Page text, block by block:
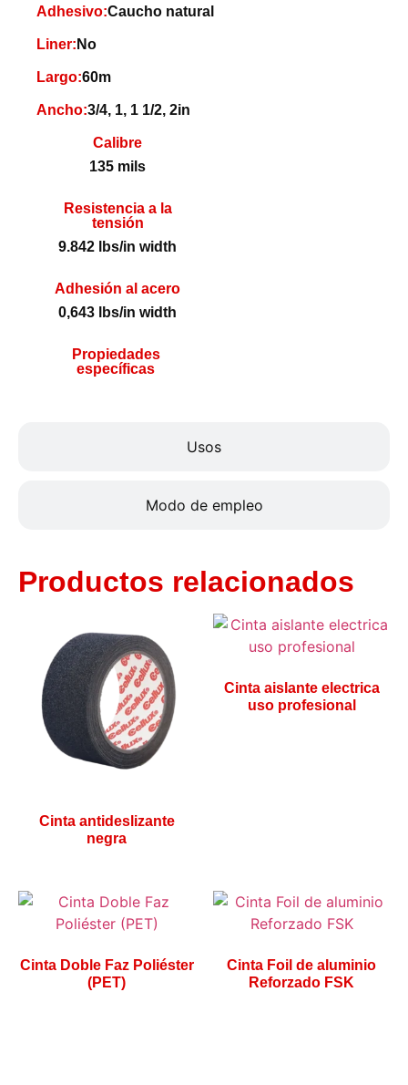
Usos
Modo de empleo
Adhesivo:Caucho natural
Liner: No
Largo:60m
Ancho:3/4, 1, 1 1/2, 2in
Calibre
135 mils
Resistencia a la
tensión
9.842 lbs/in width
Adhesión al acero
0,643 lbs/in width
Propiedades
específicas
Productos relacionados
Cinta antideslizante
negra
Cinta aislante electrica
uso profesional
Cinta Doble Faz Poliéster
(PET)
Cinta Foil de aluminio
Reforzado FSK